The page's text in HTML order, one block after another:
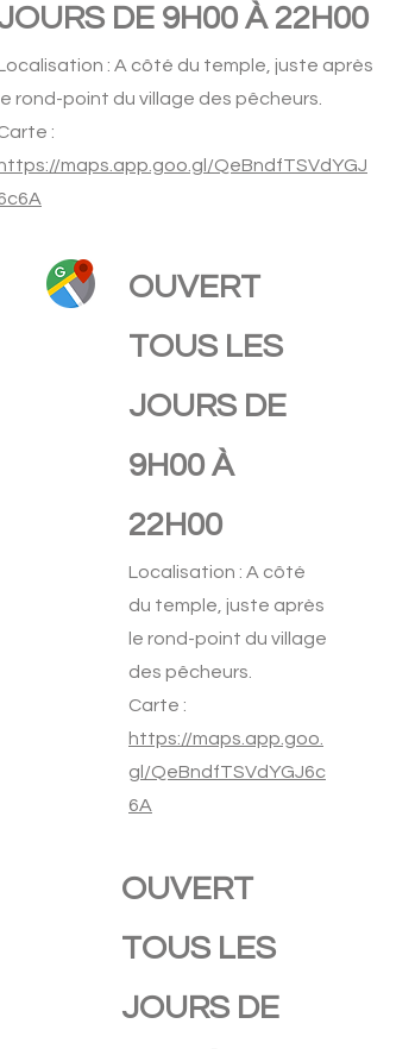
DE 9H00 À 22H00
: A côté du temple, juste après
le rond-point du village des pêcheurs.
:
https://maps.app.goo.gl/QeBndfTSVdYGJ
OUVERT
TOUS LES
JOURS DE
9H00 À
22H00
Localisation : A côté
du temple, juste après
le rond-point du village
des pêcheurs.
Carte :
https://maps.app.goo.
gl/QeBndfTSVdYGJ6c
6A
OUVERT
TOUS LES
JOURS DE